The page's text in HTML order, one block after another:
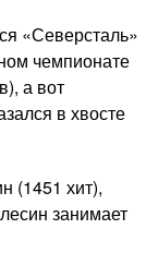
«Северсталь»
чемпионате
а вот
в хвосте
(1451 хит),
занимает